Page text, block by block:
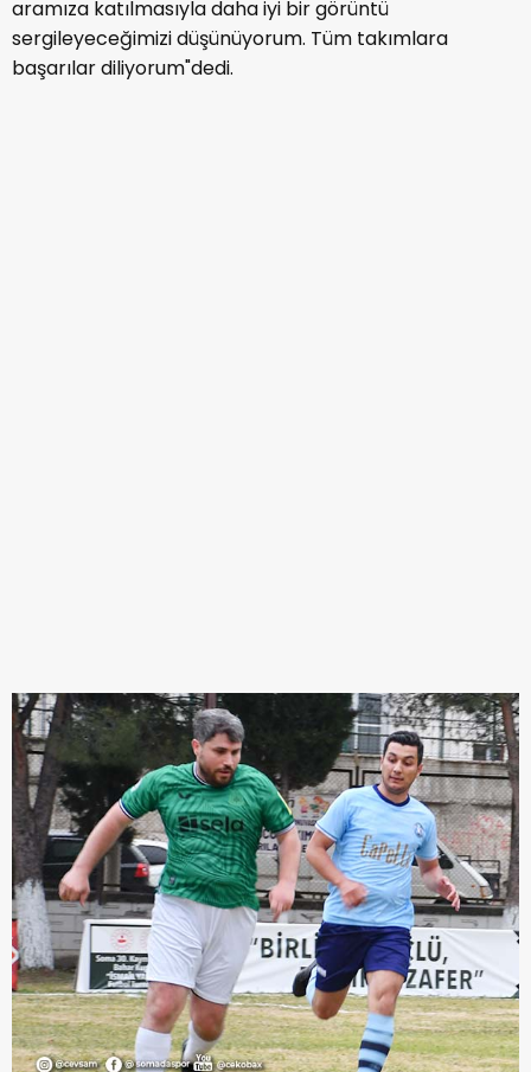
aramıza katılmasıyla daha iyi bir görüntü
sergileyeceğimizi düşünüyorum. Tüm takımlara
başarılar diliyorum"dedi.